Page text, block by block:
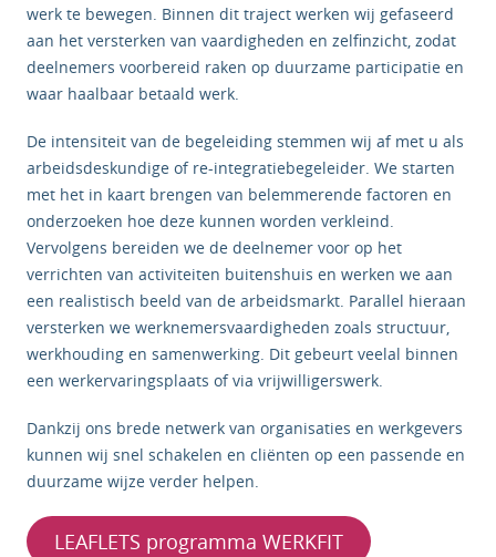
werk te bewegen. Binnen dit traject werken wij gefaseerd
aan het versterken van vaardigheden en zelfinzicht, zodat
deelnemers voorbereid raken op duurzame participatie en
waar haalbaar betaald werk.
De intensiteit van de begeleiding stemmen wij af met u als
arbeidsdeskundige of re-integratiebegeleider. We starten
met het in kaart brengen van belemmerende factoren en
onderzoeken hoe deze kunnen worden verkleind.
Vervolgens bereiden we de deelnemer voor op het
verrichten van activiteiten buitenshuis en werken we aan
een realistisch beeld van de arbeidsmarkt. Parallel hieraan
versterken we werknemersvaardigheden zoals structuur,
werkhouding en samenwerking. Dit gebeurt veelal binnen
een werkervaringsplaats of via vrijwilligerswerk.
Dankzij ons brede netwerk van organisaties en werkgevers
kunnen wij snel schakelen en cliënten op een passende en
duurzame wijze verder helpen.
LEAFLETS programma WERKFIT